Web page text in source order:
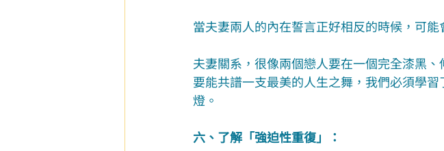
當夫妻兩人的內在誓言正好相反的時候，可
夫妻關系，很像兩個戀人要在一個完全漆黑
要能共譜一支最美的人生之舞，我們必須學
燈。
六、了解「強迫性重復」：